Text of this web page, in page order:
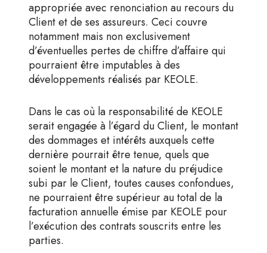
appropriée avec renonciation au recours du
Client et de ses assureurs. Ceci couvre
notamment mais non exclusivement
d’éventuelles pertes de chiffre d’affaire qui
pourraient être imputables à des
développements réalisés par KEOLE.
Dans le cas où la responsabilité de KEOLE
serait engagée à l’égard du Client, le montant
des dommages et intérêts auxquels cette
dernière pourrait être tenue, quels que
soient le montant et la nature du préjudice
subi par le Client, toutes causes confondues,
ne pourraient être supérieur au total de la
facturation annuelle émise par KEOLE pour
l’exécution des contrats souscrits entre les
parties.